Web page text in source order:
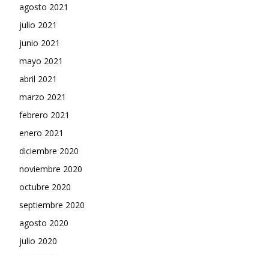
agosto 2021
julio 2021
junio 2021
mayo 2021
abril 2021
marzo 2021
febrero 2021
enero 2021
diciembre 2020
noviembre 2020
octubre 2020
septiembre 2020
agosto 2020
julio 2020